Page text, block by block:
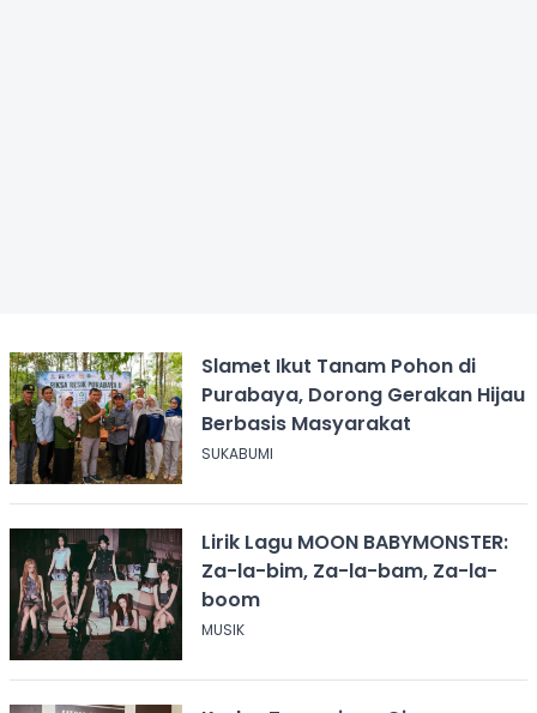
Slamet Ikut Tanam Pohon di
Purabaya, Dorong Gerakan Hijau
Berbasis Masyarakat
SUKABUMI
Lirik Lagu MOON BABYMONSTER:
Za-la-bim, Za-la-bam, Za-la-
boom
MUSIK